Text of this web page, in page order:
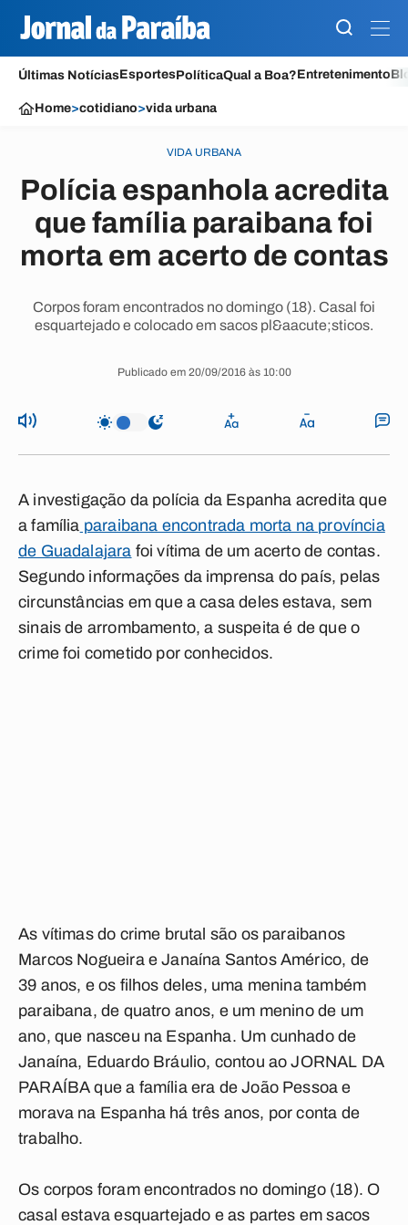
Últimas NotíciasEsportesPolíticaQual a Boa?Entretenimento
Home>cotidiano>vida urbana
VIDA URBANA
Polícia espanhola acredita
que família paraibana foi
morta em acerto de contas
Corpos foram encontrados no domingo (18). Casal foi
esquartejado e colocado em sacos pl&aacute;sticos.
Publicado em 20/09/2016 às 10:00
A investigação da polícia da Espanha acredita que
a família paraibana encontrada morta na província
de Guadalajara foi vítima de um acerto de contas.
Segundo informações da imprensa do país, pelas
circunstâncias em que a casa deles estava, sem
sinais de arrombamento, a suspeita é de que o
crime foi cometido por conhecidos.
As vítimas do crime brutal são os paraibanos
Marcos Nogueira e Janaína Santos Américo, de
39 anos, e os filhos deles, uma menina também
paraibana, de quatro anos, e um menino de um
ano, que nasceu na Espanha. Um cunhado de
Janaína, Eduardo Bráulio, contou ao JORNAL DA
PARAÍBA que a família era de João Pessoa e
morava na Espanha há três anos, por conta de
trabalho.
Os corpos foram encontrados no domingo (18). O
casal estava esquartejado e as partes em sacos